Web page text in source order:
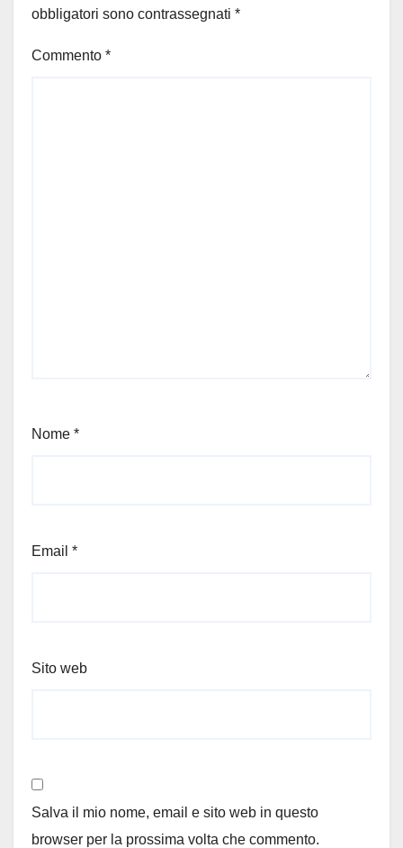
obbligatori sono contrassegnati *
Commento *
Nome *
Email *
Sito web
Salva il mio nome, email e sito web in questo
browser per la prossima volta che commento.